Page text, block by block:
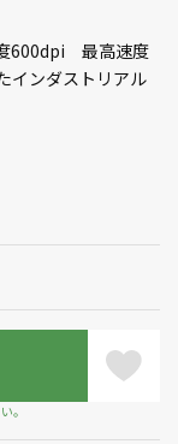
度600dpi 最高速度
ンダストリアル
。